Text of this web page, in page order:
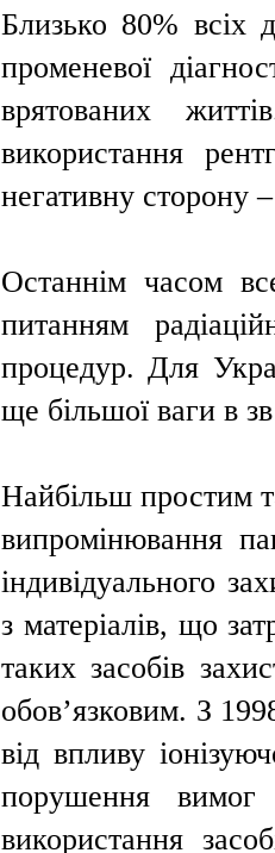
Близько 80% всіх
променевої
врятованих
використання
негативну сторону
Останнім часом
питанням
процедур. Для
ще більшої ваги в
Найбільш простим
випромінювання
індивідуального
з матеріалів, що
таких засобів
обов’язковим. З
від впливу
порушення
використання